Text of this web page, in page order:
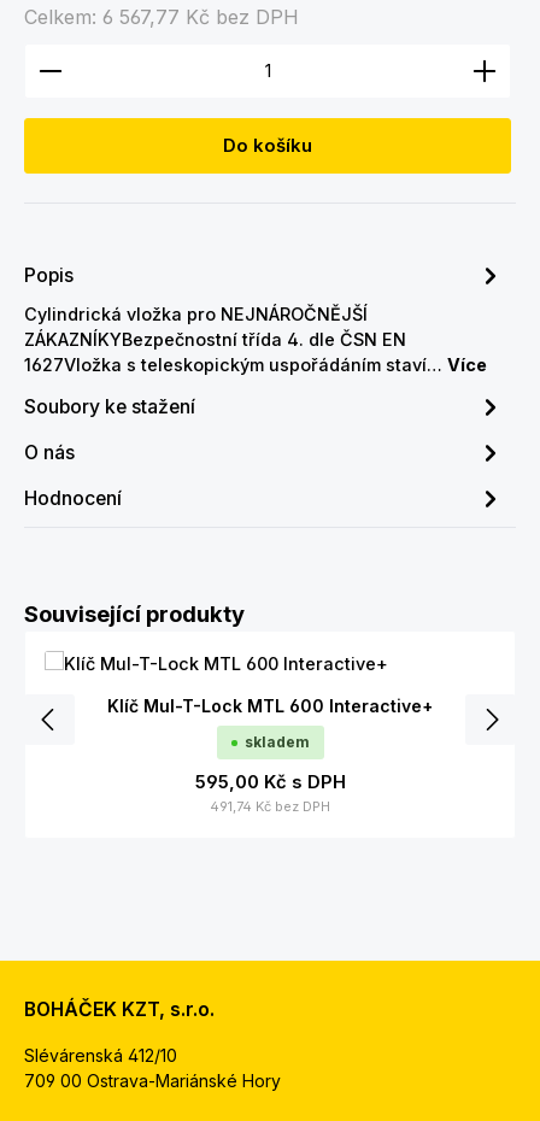
Celkem: 6 567,77 Kč bez DPH
Množství produktu: Zadejte požadované
Do košíku
Popis
Cylindrická vložka pro NEJNÁROČNĚJŠÍ
ZÁKAZNÍKYBezpečnostní třída 4. dle ČSN EN
1627Vložka s teleskopickým uspořádáním staví… Více
Soubory ke stažení
O nás
Hodnocení
Přeskočit galerii produktů
Související produkty
Klíč Mul-T-Lock MTL 600 Interactive+
skladem
595,00 Kč s DPH
491,74 Kč bez DPH
BOHÁČEK KZT, s.r.o.
Slévárenská 412/10
709 00 Ostrava-Mariánské Hory